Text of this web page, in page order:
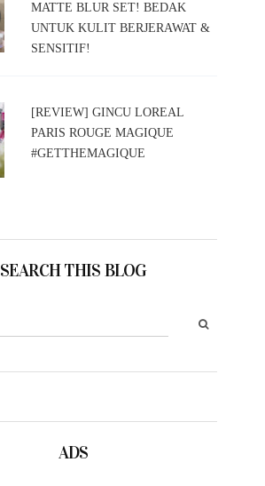
MATTE BLUR SET! BEDAK
UNTUK KULIT BERJERAWAT &
SENSITIF!
[REVIEW] GINCU LOREAL
PARIS ROUGE MAGIQUE
#GETTHEMAGIQUE
SEARCH THIS BLOG
ADS